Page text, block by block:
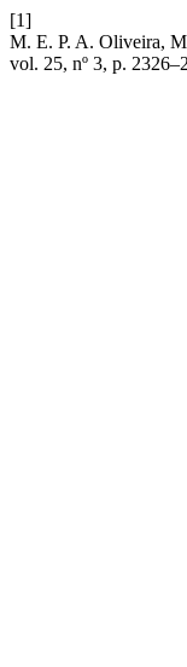
[1]
M. E. P. A. Oliveira,
vol. 25, nº 3, p.